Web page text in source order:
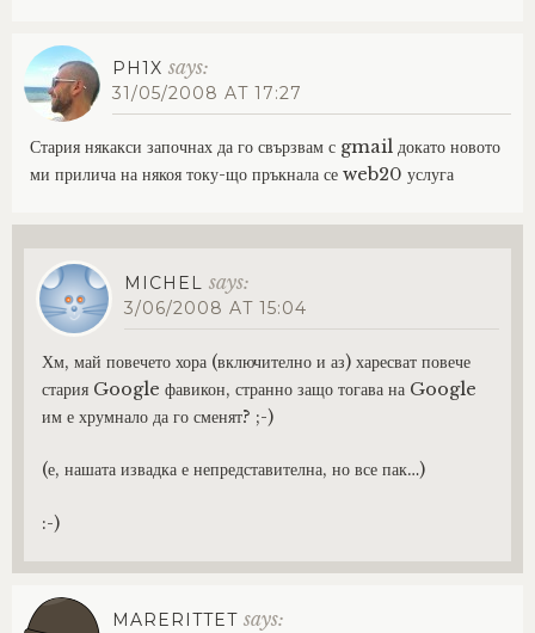
PH1X says:
31/05/2008 AT 17:27
Стария някакси започнах да го свързвам с gmail докато новото
ми прилича на някоя току-що пръкнала се web20 услуга
MICHEL says:
3/06/2008 AT 15:04
Хм, май повечето хора (включително и аз) харесват повече
стария Google фавикон, странно защо тогава на Google
им е хрумнало да го сменят? ;-)
(е, нашата извадка е непредставителна, но все пак…)
:-)
MARERITTET says: